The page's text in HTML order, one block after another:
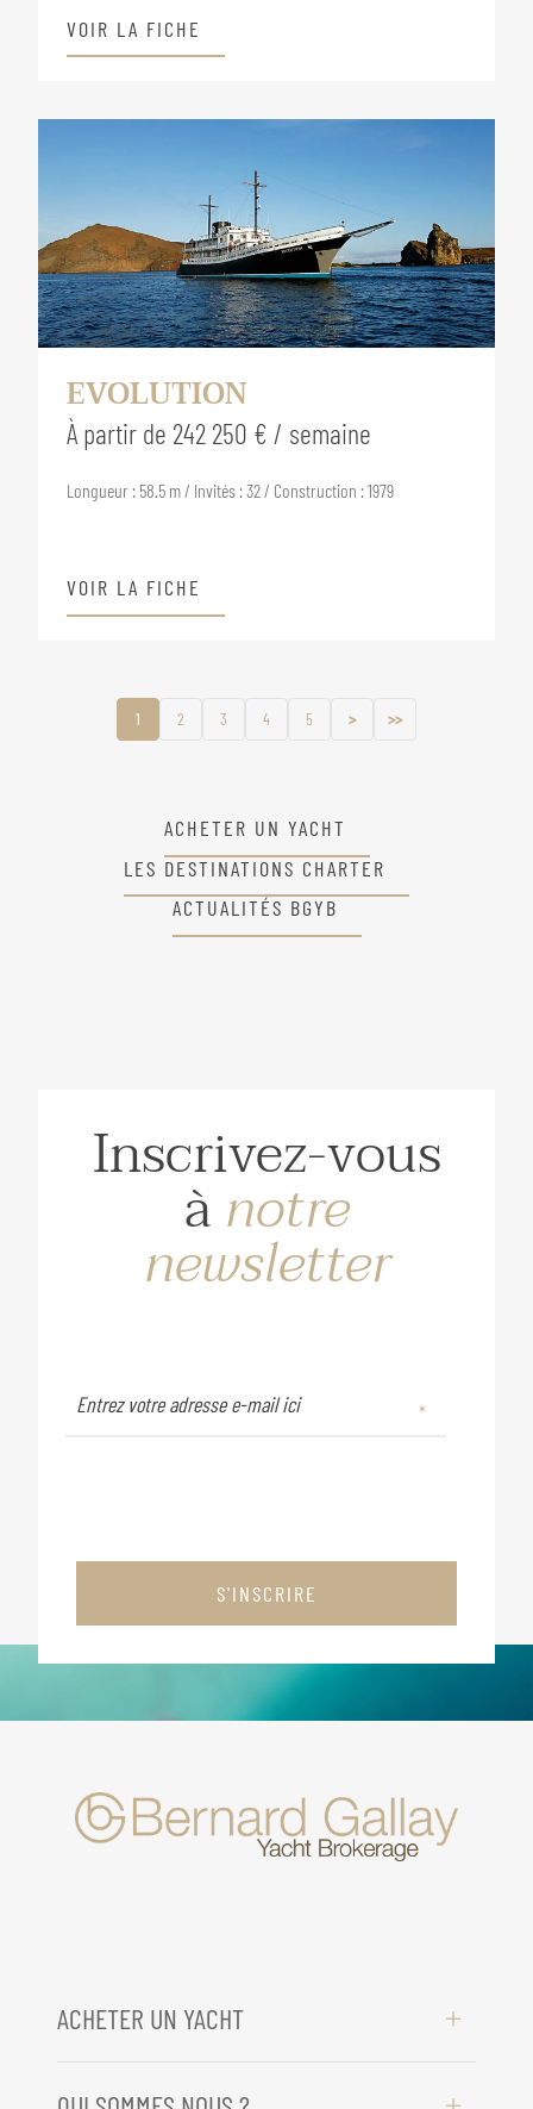
VOIR LA FICHE
EVOLUTION
À partir de 242 250 € / semaine
Longueur : 58.5 m / Invités : 32 / Construction : 1979
VOIR LA FICHE
1 2 3 4 5 > >>
ACHETER UN YACHT
LES DESTINATIONS CHARTER
ACTUALITÉS BGYB
Inscrivez-vous
ànotre
newsletter
S'INSCRIRE
ACHETER UN YACHT